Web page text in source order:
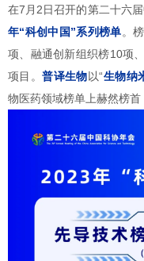
在7月2日召开的第二十六
年“科创中国”系列榜单。
项、融通创新组织榜10项
项目。普译生物以“生物纳
物医药领域榜单上赫然榜首